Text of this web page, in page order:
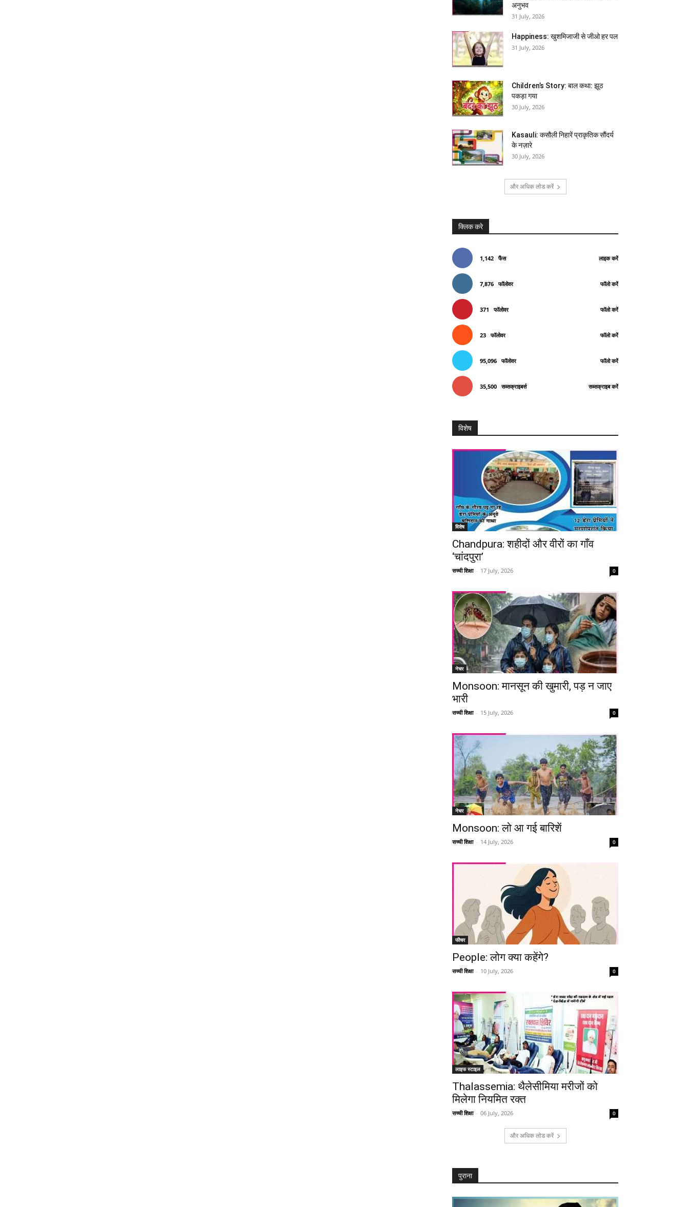
अनुभव
31 July, 2026
Happiness: खुशमिजाजी से जीओ हर पल
31 July, 2026
Children’s Story: बाल कथा: झूठ
पकड़ा गया
30 July, 2026
Kasauli: कसौली निहारें प्राकृतिक सौंदर्य
के नज़ारे
30 July, 2026
और अधिक लोड करें
क्लिक करे
1,142 फैंस लाइक करें
7,876 फॉलोवर फॉलो करें
371 फॉलोवर फॉलो करें
23 फॉलोवर फॉलो करें
95,096 फॉलोवर फॉलो करें
35,500 सब्सक्राइबर्स सब्सक्राइब करें
विशेष
विशेष
Chandpura: शहीदों और वीरों का गाँव
‘चांदपुरा’
सच्ची शिक्षा - 17 July, 2026 0
नेचर
Monsoon: मानसून की खुमारी, पड़ न जाए
भारी
सच्ची शिक्षा - 15 July, 2026 0
नेचर
Monsoon: लो आ गई बारिशें
सच्ची शिक्षा - 14 July, 2026 0
फीचर
People: लोग क्या कहेंगे?
सच्ची शिक्षा - 10 July, 2026 0
लाइफ स्टाइल
Thalassemia: थैलेसीमिया मरीजों को
मिलेगा नियमित रक्त
सच्ची शिक्षा - 06 July, 2026 0
और अधिक लोड करें
पुराना